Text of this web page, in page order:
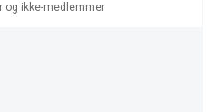
og ikke-medlemmer